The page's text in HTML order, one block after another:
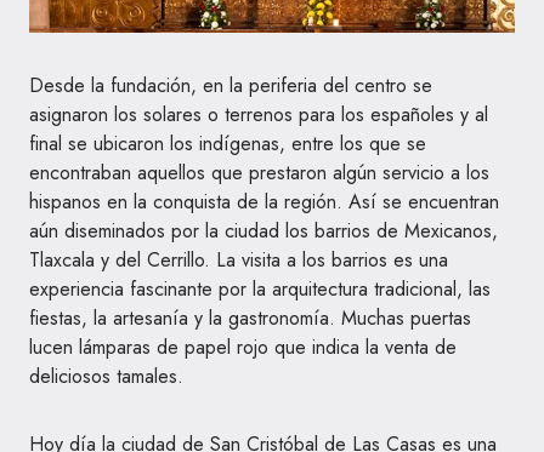
Desde la fundación, en la periferia del centro se
asignaron los solares o terrenos para los españoles y al
final se ubicaron los indígenas, entre los que se
encontraban aquellos que prestaron algún servicio a los
hispanos en la conquista de la región. Así se encuentran
aún diseminados por la ciudad los barrios de Mexicanos,
Tlaxcala y del Cerrillo. La visita a los barrios es una
experiencia fascinante por la arquitectura tradicional, las
fiestas, la artesanía y la gastronomía. Muchas puertas
lucen lámparas de papel rojo que indica la venta de
deliciosos tamales.
Hoy día la ciudad de San Cristóbal de Las Casas es una